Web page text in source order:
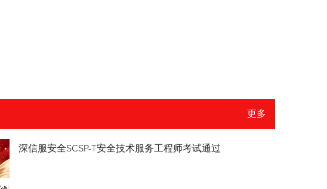
更多
深信服安全SCSP-T安全技术服务工程师考试通过